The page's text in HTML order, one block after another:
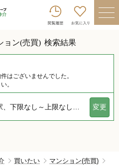
ョン(売買) 検索結果
はございませんでした。
。
、指定なし、指定しない、下限なし～上限なし、指定なし 変更
買いたい
マンション(売買)
トップへ
会員登録